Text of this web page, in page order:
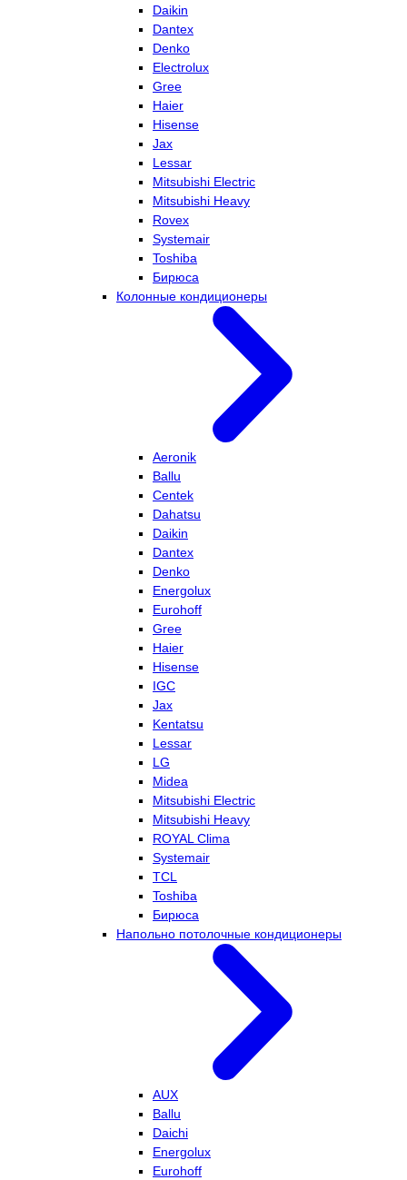
Daikin
Dantex
Denko
Electrolux
Gree
Haier
Hisense
Jax
Lessar
Mitsubishi Electric
Mitsubishi Heavy
Rovex
Systemair
Toshiba
Бирюса
Колонные кондиционеры
Aeronik
Ballu
Centek
Dahatsu
Daikin
Dantex
Denko
Energolux
Eurohoff
Gree
Haier
Hisense
IGC
Jax
Kentatsu
Lessar
LG
Midea
Mitsubishi Electric
Mitsubishi Heavy
ROYAL Clima
Systemair
TCL
Toshiba
Бирюса
Напольно потолочные кондиционеры
AUX
Ballu
Daichi
Energolux
Eurohoff